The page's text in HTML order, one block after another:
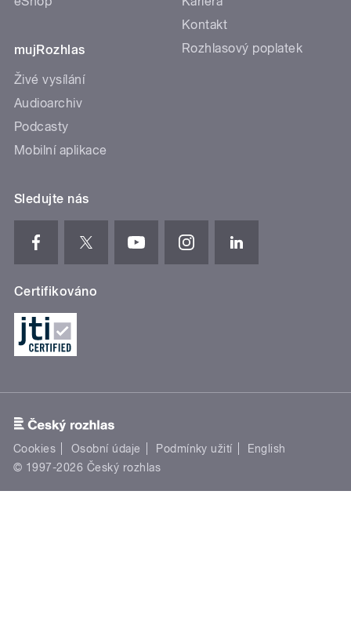
mujRozhlas
Živé vysílání
Audioarchiv
Podcasty
Mobilní aplikace
Kontakt
Rozhlasový poplatek
Sledujte nás
Certifikováno
Cookies Osobní údaje Podmínky užití
English
© 1997-2026 Český rozhlas